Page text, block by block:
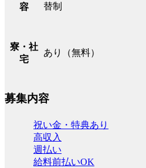
容
替制
寮・社
宅
あり（無料）
募集内容
祝い金・特典あり
高収入
週払い
給料前払いOK